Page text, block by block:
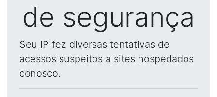
de segurança
Seu IP fez diversas tentativas de
acessos suspeitos a sites hospedados
conosco.